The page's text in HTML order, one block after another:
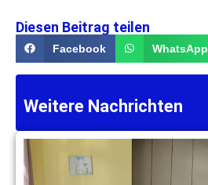
Diesen Beitrag teilen
Facebook WhatsApp
Weitere Nachrichten